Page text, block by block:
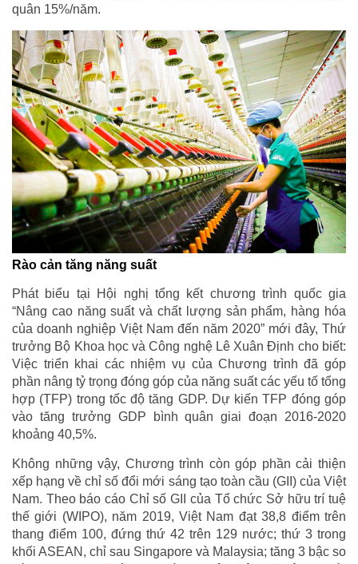
quân 15%/năm.
Rào cản tăng năng suất
Phát biểu tại Hội nghị tổng kết chương trình quốc gia
“Nâng cao năng suất và chất lượng sản phẩm, hàng hóa
của doanh nghiệp Việt Nam đến năm 2020” mới đây, Thứ
trưởng Bộ Khoa học và Công nghệ Lê Xuân Định cho biết:
Việc triển khai các nhiệm vụ của Chương trình đã góp
phần nâng tỷ trọng đóng góp của năng suất các yếu tố tổng
hợp (TFP) trong tốc độ tăng GDP. Dự kiến TFP đóng góp
vào tăng trưởng GDP bình quân giai đoạn 2016-2020
khoảng 40,5%.
Không những vậy, Chương trình còn góp phần cải thiện
xếp hạng về chỉ số đổi mới sáng tạo toàn cầu (GII) của Việt
Nam. Theo báo cáo Chỉ số GII của Tổ chức Sở hữu trí tuệ
thế giới (WIPO), năm 2019, Việt Nam đạt 38,8 điểm trên
thang điểm 100, đứng thứ 42 trên 129 nước; thứ 3 trong
khối ASEAN, chỉ sau Singapore và Malaysia; tăng 3 bậc so